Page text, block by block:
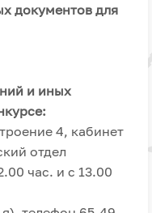
документов для
и иных
4, кабинет
отдел
час. и с 13.00